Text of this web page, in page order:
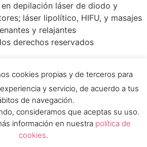
depilación láser de diodo y
láser lipolítico, HIFU, y masajes
y relajantes
derechos reservados
cookies propias y de terceros para
y servicio, de acuerdo a tus
de navegación.
consideramos que aceptas su uso.
información en nuestra política de
cookies.